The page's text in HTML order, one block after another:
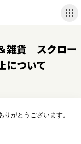
雑貨 スクロー
について
がとうございます。